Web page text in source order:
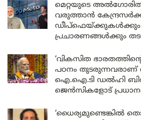
മെറ്റയുടെ
വരുത്താൻ
ഡീപ്‌ഫെയ്ക്കുകൾക്കും
പ്രചാരണങ്ങൾക്കും
‘വികസിത
പഠനം തുടരുന്നവരാണ്
ഐ.ഐ.ടി ഡൽഹി
ജെൻസികളോട്
‘ധൈര്യമുണ്ടെങ്കിൽ